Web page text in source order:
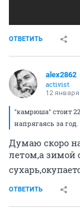
ОТВЕТИТЬ
alex2862
activist
12 января
"камрюша" стоит
напрягаясь за
Думаю скоро
летом,а зимой
ОТВЕТИТЬ